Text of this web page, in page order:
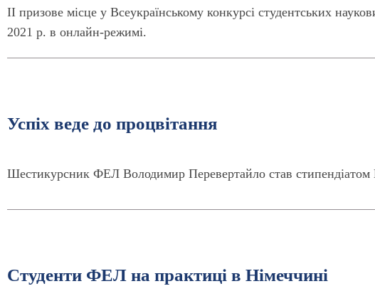
ІІ призове місце у Всеукраїнському конкурсі студентських
2021 р. в онлайн-режимі.
Успіх веде до процвітання
Шестикурсник ФЕЛ Володимир Перевертайло став стипендіатом
Студенти ФЕЛ на практиці в Німеччині